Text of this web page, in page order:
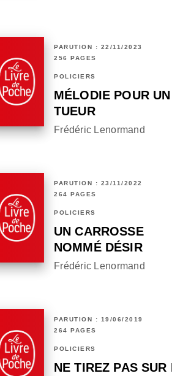
PARUTION : 22/11/2023
256 PAGES
POLICIERS
MÉLODIE POUR UN
TUEUR
Frédéric Lenormand
PARUTION : 23/11/2022
264 PAGES
POLICIERS
UN CARROSSE
NOMMÉ DÉSIR
Frédéric Lenormand
PARUTION : 19/06/2019
264 PAGES
POLICIERS
NE TIREZ PAS SUR